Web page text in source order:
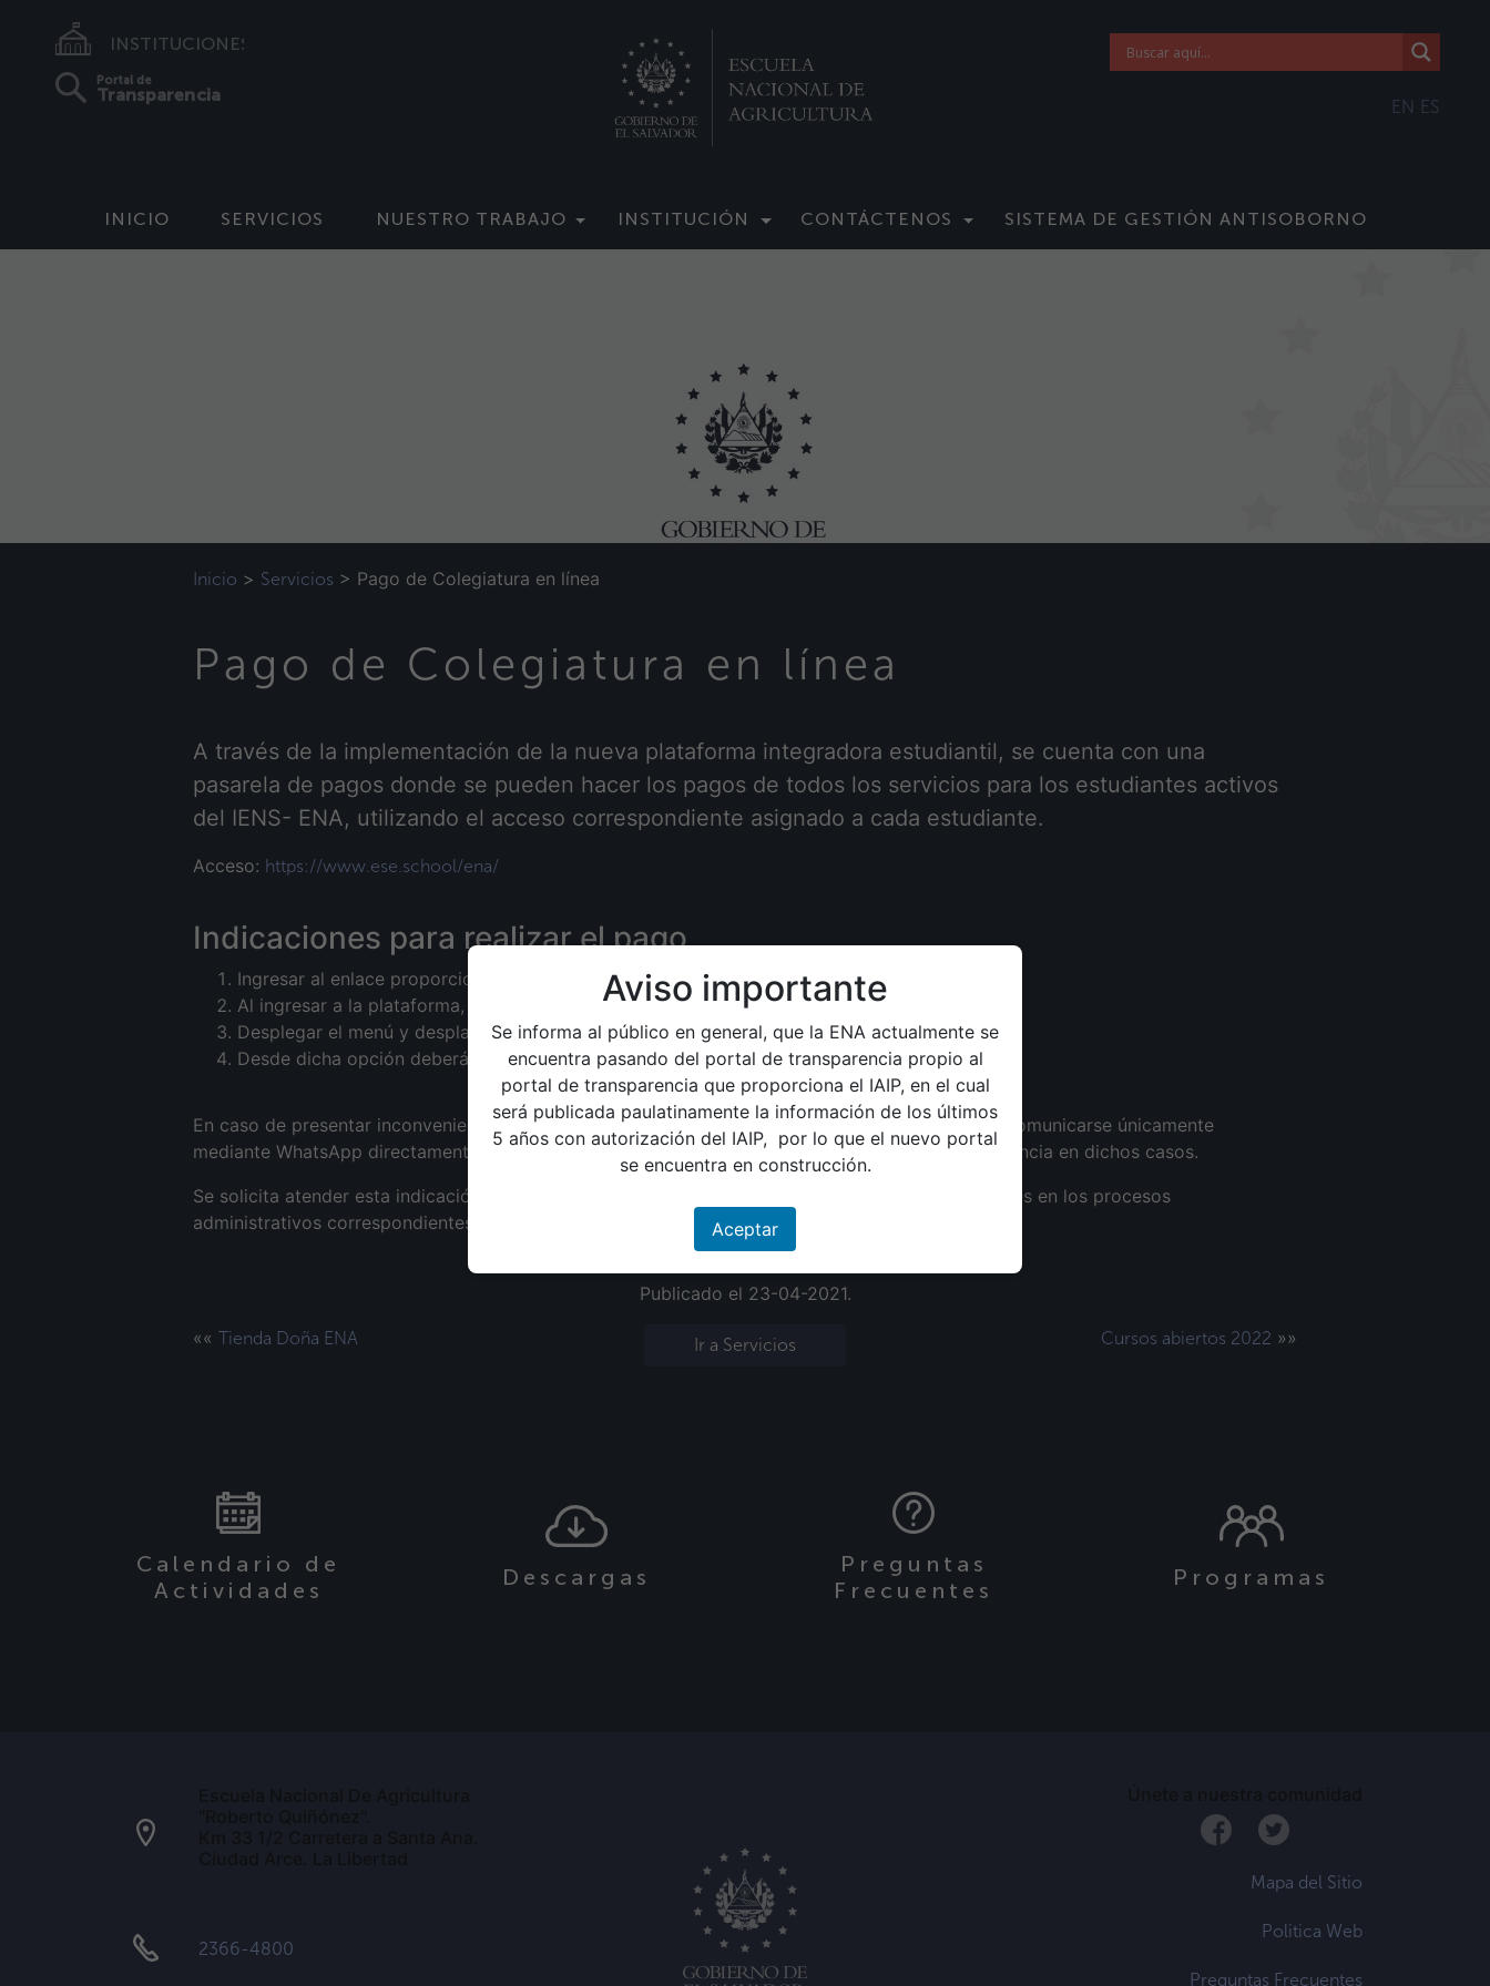
INSTITUCIONES
Portal de
Transparencia
EN ES
INICIO SERVICIOS NUESTRO TRABAJO INSTITUCIÓN CONTÁCTENOS SISTEMA DE GESTIÓN ANTISOBORNO
Aviso importante
Se informa al público en general, que la ENA actualmente se
encuentra pasando del portal de transparencia propio al
portal de transparencia que proporciona el IAIP, en el cual
será publicada paulatinamente la información de los últimos
5 años con autorización del IAIP, por lo que el nuevo portal
se encuentra en construcción.
Aceptar
Inicio > Servicios > Pago de Colegiatura en línea
Pago de Colegiatura en línea
A través de la implementación de la nueva plataforma integradora estudiantil, se cuenta con una
pasarela de pagos donde se pueden hacer los pagos de todos los servicios para los estudiantes activos
del IENS- ENA, utilizando el acceso correspondiente asignado a cada estudiante.
Acceso: https://www.ese.school/ena/
Indicaciones para realizar el pago
Ingresar al enlace proporcionado desde un navegador web o la aplicación móvil.
Al ingresar a la plataforma, dirigirse al menú ubicado en la parte superior izquierda.
Desplegar el menú y desplazarse hacia abajo hasta encontrar la opción “Pagos”.
Desde dicha opción deberán realizarse los pagos correspondientes.
En caso de presentar inconvenientes con el ingreso a la plataforma, usuario o contraseña, favor comunicarse únicamente
mediante WhatsApp directamente al número de soporte 2506-4301, encargados de brindar asistencia en dichos casos.
Se solicita atender esta indicación y hacer uso exclusivo de dicho medio para evitar inconvenientes en los procesos
administrativos correspondientes.
Publicado el 23-04-2021.
««Tienda Doña ENA Ir a Servicios Cursos abiertos 2022 »»
Calendario de
Actividades
Descargas
Preguntas
Frecuentes
Programas
Mapa del Sitio
Politica Web
Preguntas Frecuentes
2366-4800